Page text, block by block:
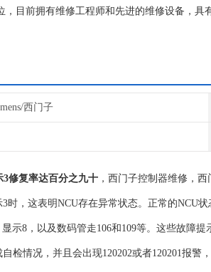
，目前拥有维修工程师和先进的维修设备，
西门子
修复率达百分之九十 ，西门子控制器维修，
时，这表明NCU存在异常状态。正常的NCU
示8，以及数码管走106和109等。这些故障提
检情况，并且会出现120202或者120201报